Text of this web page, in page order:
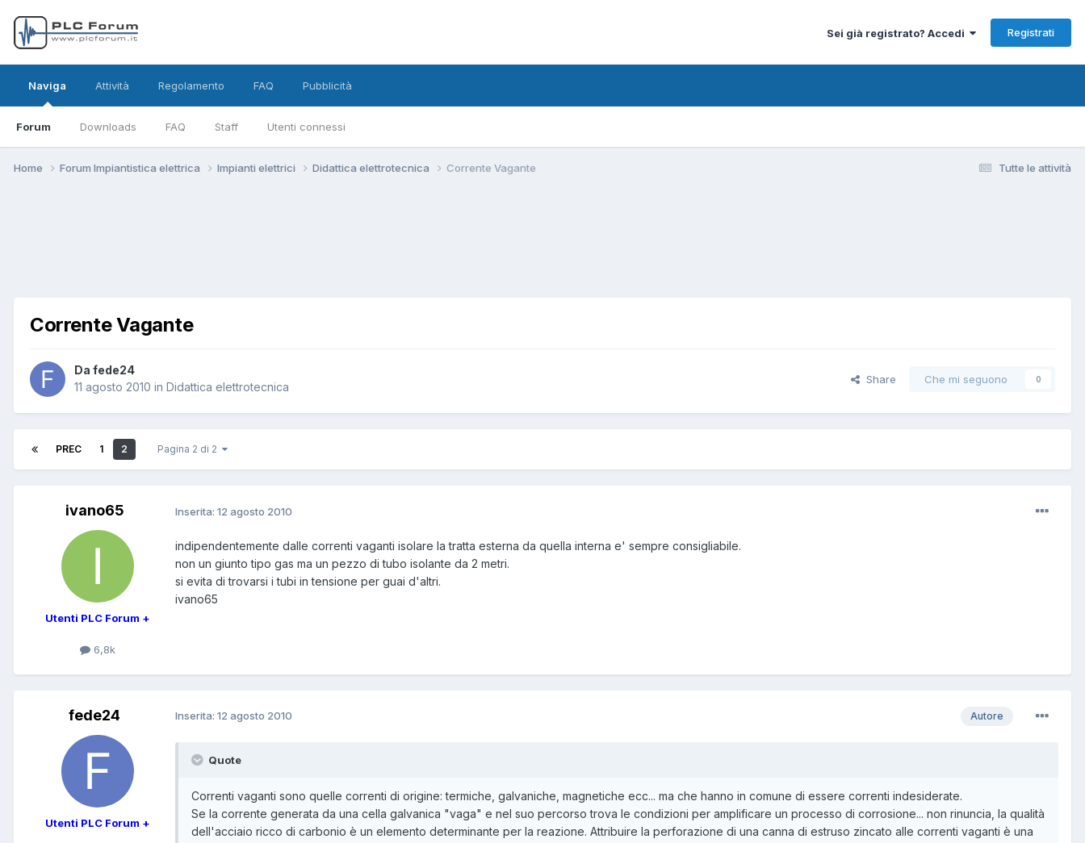
Sei già registrato? Accedi Registrati
Naviga
Forum Downloads FAQ Staff Utenti connessi
Attività Regolamento FAQ Pubblicità
Tutte le attività
Home Forum Impiantistica elettrica Impianti elettrici Didattica elettrotecnica Corrente Vagante
Corrente Vagante
Da fede24
11 agosto 2010 in Didattica elettrotecnica
Share Che mi seguono 0
PREC 1 2 Pagina 2 di 2
ivano65
Utenti PLC Forum +
6,8k
Inserita: 12 agosto 2010
indipendentemente dalle correnti vaganti isolare la tratta esterna da quella interna e' sempre consigliabile.
non un giunto tipo gas ma un pezzo di tubo isolante da 2 metri.
si evita di trovarsi i tubi in tensione per guai d'altri.
ivano65
fede24
Utenti PLC Forum +
Autore
Inserita: 12 agosto 2010
Quote
Correnti vaganti sono quelle correnti di origine: termiche, galvaniche, magnetiche ecc... ma che hanno in comune di essere correnti indesiderate.
Se la corrente generata da una cella galvanica "vaga" e nel suo percorso trova le condizioni per amplificare un processo di corrosione... non rinuncia, la qualità
dell'acciaio ricco di carbonio è un elemento determinante per la reazione. Attribuire la perforazione di una canna di estruso zincato alle correnti vaganti è una